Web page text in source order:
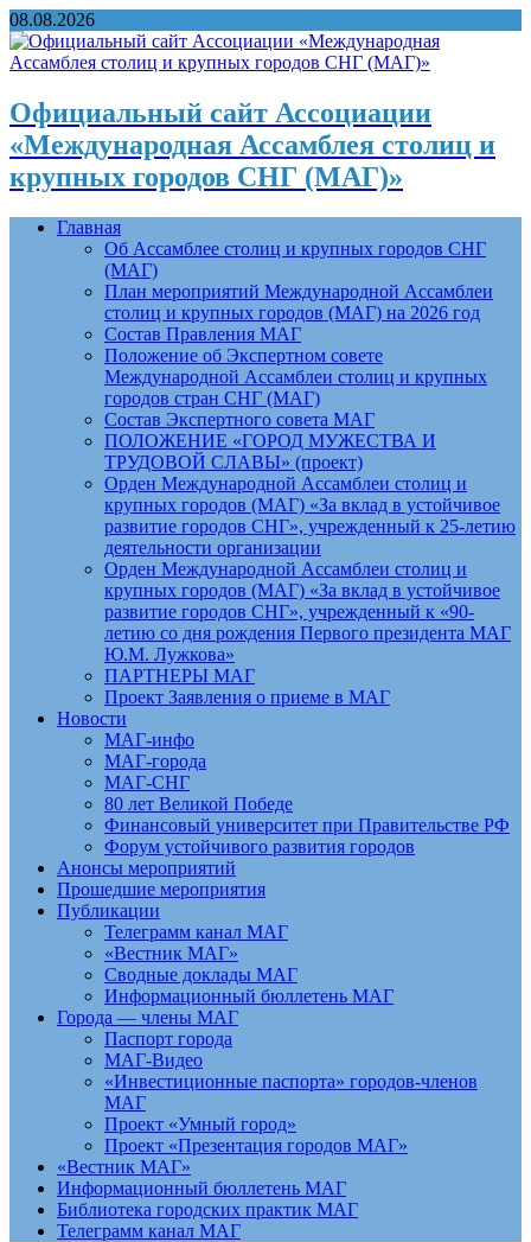
08.08.2026
Официальный сайт Ассоциации
«Международная Ассамблея столиц и
крупных городов СНГ (МАГ)»
Главная
Об Ассамблее столиц и крупных городов СНГ
(МАГ)
План мероприятий Международной Ассамблеи
столиц и крупных городов (МАГ) на 2026 год
Состав Правления МАГ
Положение об Экспертном совете
Международной Ассамблеи столиц и крупных
городов стран СНГ (МАГ)
Состав Экспертного совета МАГ
ПОЛОЖЕНИЕ «ГОРОД МУЖЕСТВА И
ТРУДОВОЙ СЛАВЫ» (проект)
Орден Международной Ассамблеи столиц и
крупных городов (МАГ) «За вклад в устойчивое
развитие городов СНГ», учрежденный к 25-летию
деятельности организации
Орден Международной Ассамблеи столиц и
крупных городов (МАГ) «За вклад в устойчивое
развитие городов СНГ», учрежденный к «90-
летию со дня рождения Первого президента МАГ
Ю.М. Лужкова»
ПАРТНЕРЫ МАГ
Проект Заявления о приеме в МАГ
Новости
МАГ-инфо
МАГ-города
МАГ-СНГ
80 лет Великой Победе
Финансовый университет при Правительстве РФ
Форум устойчивого развития городов
Анонсы мероприятий
Прошедшие мероприятия
Публикации
Телеграмм канал МАГ
«Вестник МАГ»
Сводные доклады МАГ
Информационный бюллетень МАГ
Города — члены МАГ
Паспорт города
МАГ-Видео
«Инвестиционные паспорта» городов-членов
МАГ
Проект «Умный город»
Проект «Презентация городов МАГ»
«Вестник МАГ»
Информационный бюллетень МАГ
Библиотека городских практик МАГ
Телеграмм канал МАГ